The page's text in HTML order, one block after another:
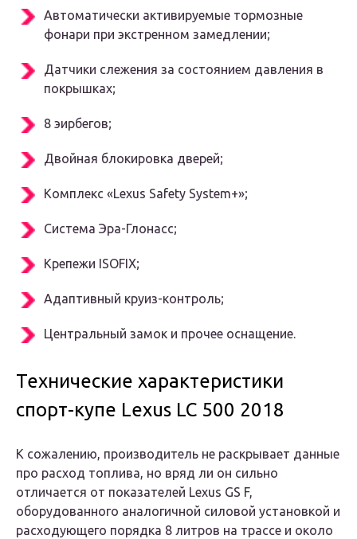
Автоматически активируемые тормозные
фонари при экстренном замедлении;
Датчики слежения за состоянием давления в
покрышках;
8 эирбегов;
Двойная блокировка дверей;
Комплекс «Lexus Safety System+»;
Система Эра-Глонасс;
Крепежи ISOFIX;
Адаптивный круиз-контроль;
Центральный замок и прочее оснащение.
Технические характеристики
спорт-купе Lexus LC 500 2018
К сожалению, производитель не раскрывает данные
про расход топлива, но вряд ли он сильно
отличается от показателей Lexus GS F,
оборудованного аналогичной силовой установкой и
расходующего порядка 8 литров на трассе и около